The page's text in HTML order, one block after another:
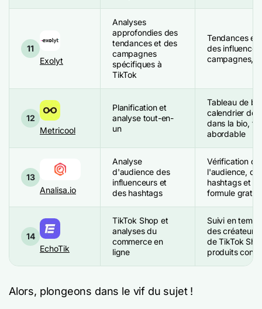
11
Exolyt
Analyses
approfondies des
tendances et des
campagnes
spécifiques à
TikTok
Tendances et
des
campagnes,
12
Metricool
Planification et
analyse tout-en-
un
Tableau de
calendrier de
dans la bio,
abordable
13
Analisa.io
Analyse
d'audience des
influenceurs et
des hashtags
Vérification
l'audience,
hashtags et
formule
14
EchoTik
TikTok Shop et
analyses du
commerce en
ligne
Suivi en
des
de TikTok
produits
Alors, plongeons dans le vif du sujet !